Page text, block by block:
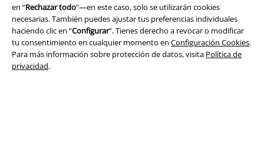
en “Rechazar todo”—en este caso, solo se utilizarán cookies
necesarias. También puedes ajustar tus preferencias individuales
haciendo clic en “Configurar”. Tienes derecho a revocar o modificar
tu consentimiento en cualquier momento en Configuración Cookies.
Para más información sobre protección de datos, visita Política de
privacidad.
Sostenibilidad